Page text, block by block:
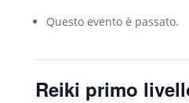
Questo evento è passato.
Reiki primo